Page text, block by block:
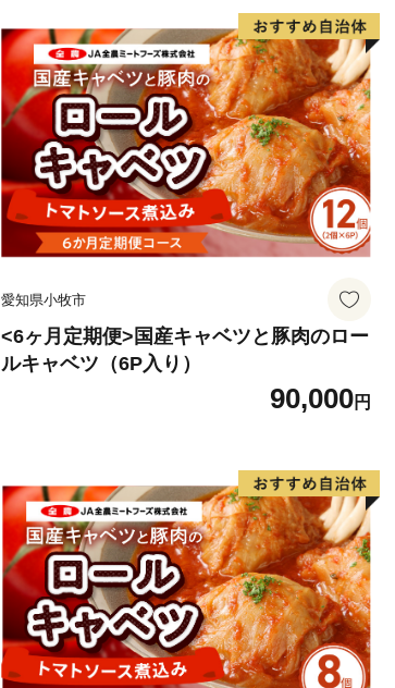
👉メロン ふらの 赤肉
ット
愛知県小牧市
<6ヶ月定期便>国産キャベツと豚肉のロー
ルキャベツ（6P入り）
90,000円